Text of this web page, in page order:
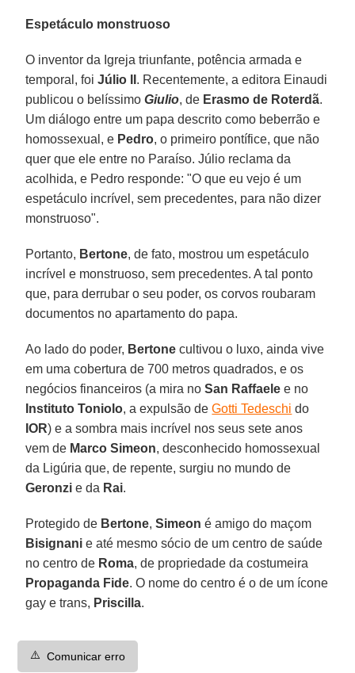
Espetáculo monstruoso
O inventor da Igreja triunfante, potência armada e
temporal, foiJúlio II . Recentemente, a editora Einaudi
publicou o belíssimoGiulio, de Erasmo de Roterdã.
Um diálogo entre um papa descrito como beberrão e
homossexual, e Pedro, o primeiro pontífice, que não
quer que ele entre no Paraíso. Júlio reclama da
acolhida, e Pedro responde: "O que eu vejo é um
espetáculo incrível, sem precedentes, para não dizer
monstruoso".
Portanto, Bertone, de fato, mostrou um espetáculo
incrível e monstruoso, sem precedentes. A tal ponto
que, para derrubar o seu poder, os corvos roubaram
documentos no apartamento do papa.
Ao lado do poder, Bertone cultivou o luxo, ainda vive
em uma cobertura de 700 metros quadrados, e os
negócios financeiros (a mira noSan Raffaele e no
Instituto Toniolo, a expulsão deGotti Tedeschi do
IOR) e a sombra mais incrível nos seus sete anos
vem de Marco Simeon, desconhecido homossexual
da Ligúria que, de repente, surgiu no mundo de
Geronzi e da Rai.
Protegido de Bertone,Simeon é amigo do maçom
Bisignani e até mesmo sócio de um centro de saúde
no centro de Roma, de propriedade da costumeira
Propaganda Fide. O nome do centro é o de um ícone
gay e trans, Priscilla.
⚠️ Comunicar erro